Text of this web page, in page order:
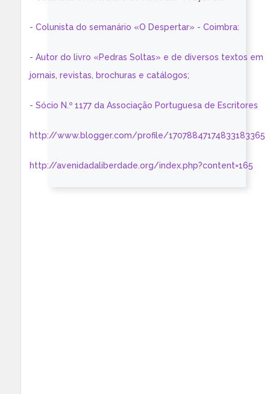
- Colunista do semanário «O Despertar» - Coimbra:
- Autor do livro «Pedras Soltas» e de diversos textos em
jornais, revistas, brochuras e catálogos;
- Sócio N.º 1177 da Associação Portuguesa de Escritores
http://www.blogger.com/profile/17078847174833183365
http://avenidadaliberdade.org/index.php?content=165